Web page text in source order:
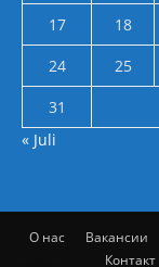
17
18
24
25
31
« Juli
О нас Вакансии
Контакт